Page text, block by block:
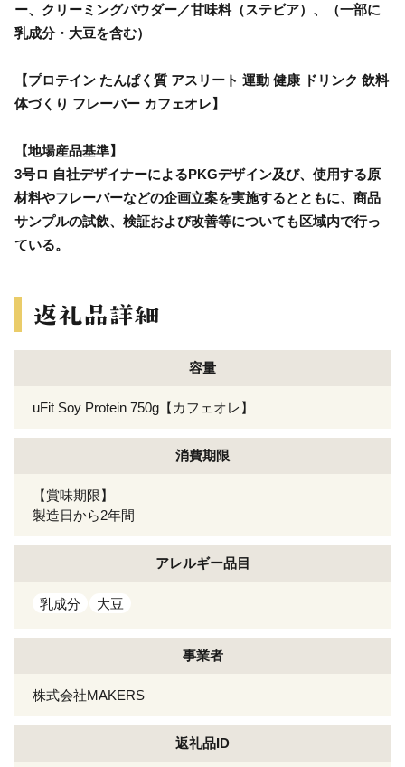
ー、クリーミングパウダー／甘味料（ステビア）、（一部に
乳成分・大豆を含む）
【プロテイン たんぱく質 アスリート 運動 健康 ドリンク 飲料
体づくり フレーバー カフェオレ】
【地場産品基準】
3号ロ 自社デザイナーによるPKGデザイン及び、使用する原
材料やフレーバーなどの企画立案を実施するとともに、商品
サンプルの試飲、検証および改善等についても区域内で行っ
ている。
容量
uFit Soy Protein 750g【カフェオレ】
消費期限
【賞味期限】
製造日から2年間
アレルギー品目
乳成分 大豆
事業者
株式会社MAKERS
返礼品ID